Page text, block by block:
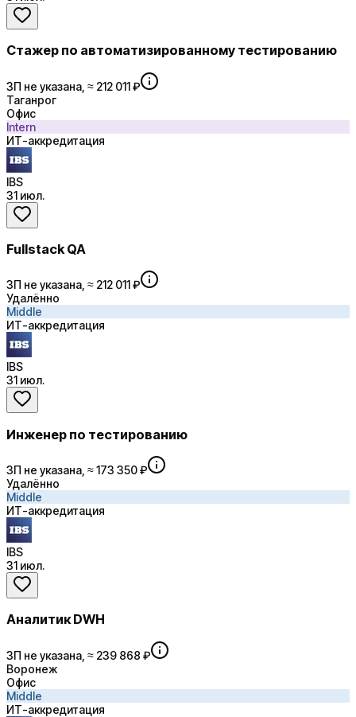
Стажер по автоматизированному тестированию
ЗП не указана, ≈ 212 011 ₽
Таганрог
Офис
Intern
ИТ-аккредитация
IBS
31 июл.
Fullstack QA
ЗП не указана, ≈ 212 011 ₽
Удалённо
Middle
ИТ-аккредитация
IBS
31 июл.
Инженер по тестированию
ЗП не указана, ≈ 173 350 ₽
Удалённо
Middle
ИТ-аккредитация
IBS
31 июл.
Аналитик DWH
ЗП не указана, ≈ 239 868 ₽
Воронеж
Офис
Middle
ИТ-аккредитация